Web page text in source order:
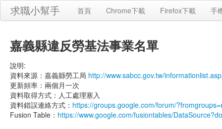
求職小幫手 首頁 Chrome下載 Firefox下載 手
嘉義縣違反勞基法事業名單
說明:
資料來源：嘉義縣勞工局 http://www.sabcc.gov.tw/
更新頻率：兩個月一次
資料取得方式：人工處理塞入
資料錯誤連絡方式： https://groups.google.com/forum/
Fusion Table： https://www.google.com/fusiontables/